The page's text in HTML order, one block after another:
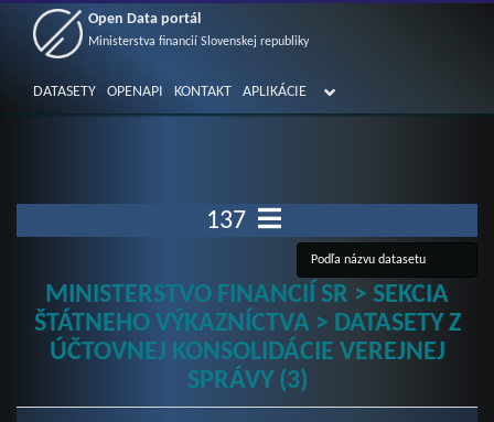
Open Data portál
Ministerstva financií Slovenskej republiky
DATASETY OPENAPI KONTAKT APLIKÁCIE
137
MINISTERSTVO FINANCIÍ SR > SEKCIA
ŠTÁTNEHO VÝKAZNÍCTVA > DATASETY Z
ÚČTOVNEJ KONSOLIDÁCIE VEREJNEJ
SPRÁVY (3)